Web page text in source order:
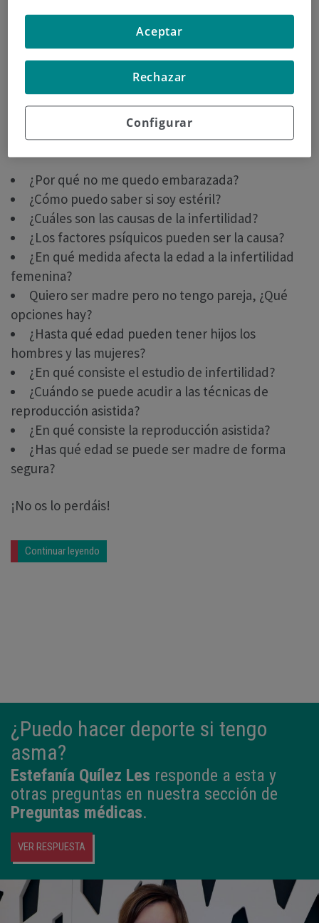
Bajo el título «Resolvemos tus dudas sobre
infertilidad y las opciones que ofrece hoy la
reproducción asistida”, laDra. Miren Mandiola
Directora del Laboratorio deReproducción
Asistida del Hospital de Día Quirónsalud
Donostia, responderá vuestras dudas.
¿Por qué no me quedo embarazada?
¿Cómo puedo saber si soy estéril?
¿Cuáles son las causas de la infertilidad?
¿Los factores psíquicos pueden ser la causa?
¿En qué medida afecta la edad a la infertilidad
femenina?
Quiero ser madre pero no tengo pareja, ¿Qué
opciones hay?
¿Hasta qué edad pueden tener hijos los
hombres y las mujeres?
¿En qué consiste el estudio de infertilidad?
¿Cuándo se puede acudir a las técnicas de
reproducción asistida?
¿En qué consiste la reproducción asistida?
¿Has qué edad se puede ser madre de forma
segura?
¡No os lo perdáis!
Continuar leyendo
¿Puedo hacer deporte si tengo
asma?
Estefanía Quílez Les responde a esta y
otras preguntas en nuestra sección de
Preguntas médicas.
VER RESPUESTA
Configurar
Rechazar
Aceptar